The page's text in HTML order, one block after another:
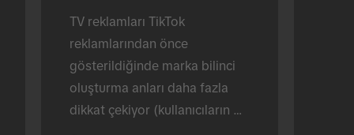
TV reklamları TikTok
reklamlarından önce
gösterildiğinde marka bilinci
oluşturma anları daha fazla
dikkat çekiyor (kullanıcıların